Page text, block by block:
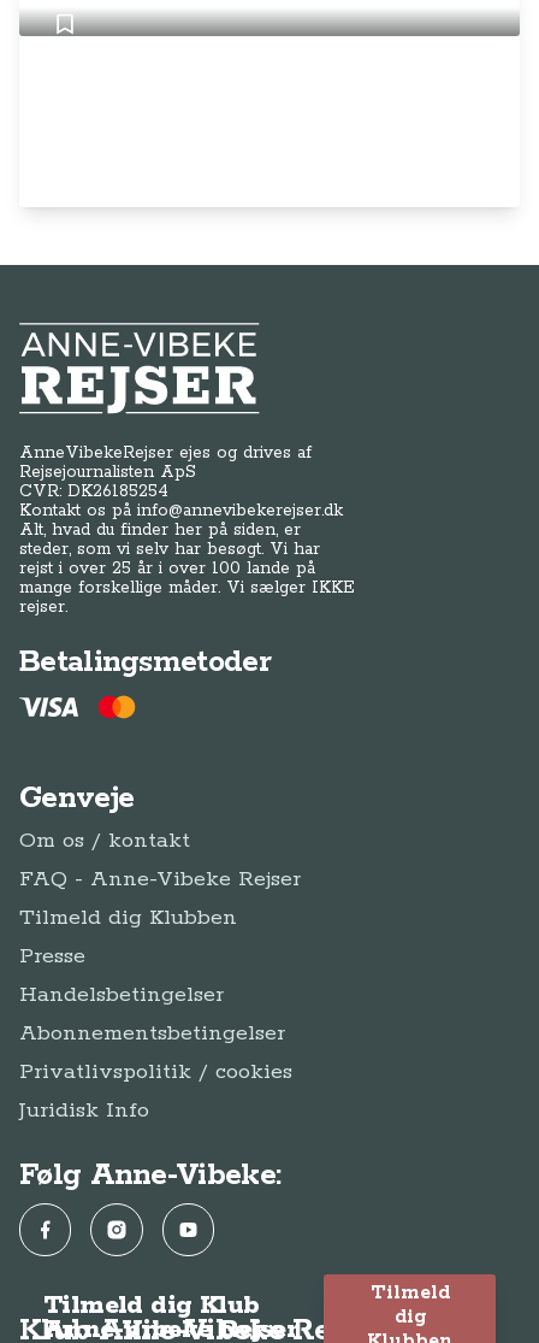
Anne-Vibeke Rejser
AnneVibekeRejser ejes og drives af
Rejsejournalisten ApS
CVR: DK26185254
Kontakt os påinfo@annevibekerejser.dk
Alt, hvad du finder her på siden, er
steder, som vi selv har besøgt. Vi har
rejst i over 25 år i over 100 lande på
mange forskellige måder. Vi sælger IKKE
rejser.
Betalingsmetoder
Genveje
Om os / kontakt
FAQ - Anne-Vibeke Rejser
Tilmeld dig Klubben
Presse
Handelsbetingelser
Abonnementsbetingelser
Privatlivspolitik / cookies
Juridisk Info
Følg Anne-Vibeke:
FacebookInstagramYouTube
Klub Anne-Vibeke Rejser
Tilmeld dig Klub
Anne-Vibeke Rejser
Tilmeld
dig